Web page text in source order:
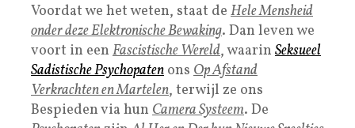
Voordat we het weten, staat de Hele Mensheid
onder deze Elektronische Bewaking. Dan leven we
voort in een Fascistische Wereld, waarin Seksueel
Sadistische Psychopaten ons Op Afstand
Verkrachten en Martelen, terwijl ze ons
Bespieden via hun Camera Systeem. De